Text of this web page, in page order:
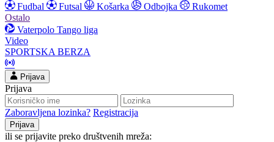
Fudbal
Futsal Košarka Odbojka
Rukomet
Ostalo
Vaterpolo Tango liga
Video
SPORTSKA BERZA
Prijava
Prijava
Zaboravljena lozinka? Registracija
ili se prijavite preko društvenih mreža: